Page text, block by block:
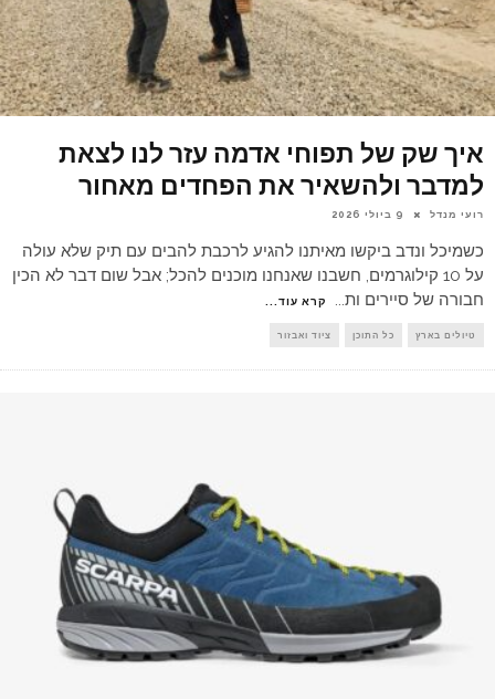
איך שק של תפוחי אדמה עזר לנו לצאת
למדבר ולהשאיר את הפחדים מאחור
רועי מנדל 9 ביולי 2026
כשמיכל ונדב ביקשו מאיתנו להגיע לרכבת להבים עם תיק שלא עולה
על 10 קילוגרמים, חשבנו שאנחנו מוכנים להכל; אבל שום דבר לא הכין
חבורה של סיירים ות... קרא עוד...
טיולים בארץ כל התוכן ציוד ואבזור